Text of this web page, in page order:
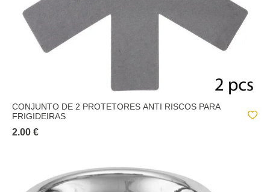
CONJUNTO DE 2 PROTETORES ANTI RISCOS PARA
FRIGIDEIRAS
2.00 €